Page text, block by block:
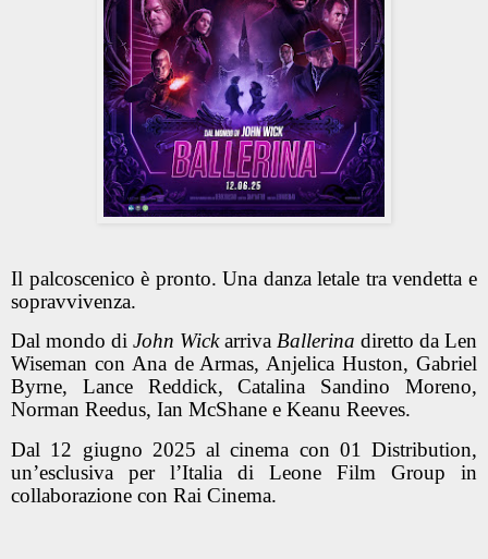
Il palcoscenico è pronto. Una danza letale tra vendetta e
sopravvivenza.
Dal mondo di John Wickarriva Ballerina diretto da Len
Wiseman con Ana de Armas, Anjelica Huston, Gabriel
Byrne, Lance Reddick, Catalina Sandino Moreno,
Norman Reedus, Ian McShane e Keanu Reeves.
Dal 12 giugno 2025 al cinema con 01 Distribution,
un’esclusiva per l’Italia di Leone Film Group in
collaborazione con Rai Cinema.